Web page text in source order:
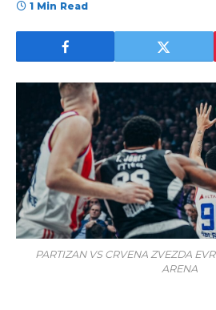
1 Min Read
PARTIZAN VS CRVENA ZVEZDA
ARENA